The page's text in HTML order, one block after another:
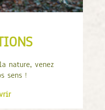
nature, venez
sens !